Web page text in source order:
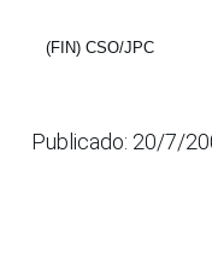
(FIN) CSO/JPC
Publicado: 20/7/